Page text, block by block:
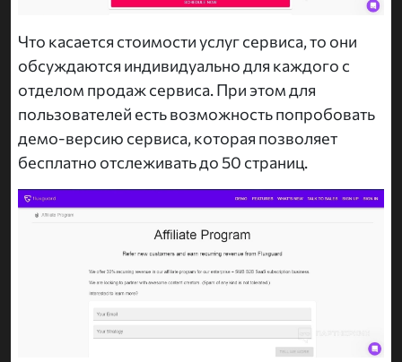
Что касается стоимости услуг сервиса, то они
обсуждаются индивидуально для каждого с
отделом продаж сервиса. При этом для
пользователей есть возможность попробовать
демо-версию сервиса, которая позволяет
бесплатно отслеживать до 50 страниц.